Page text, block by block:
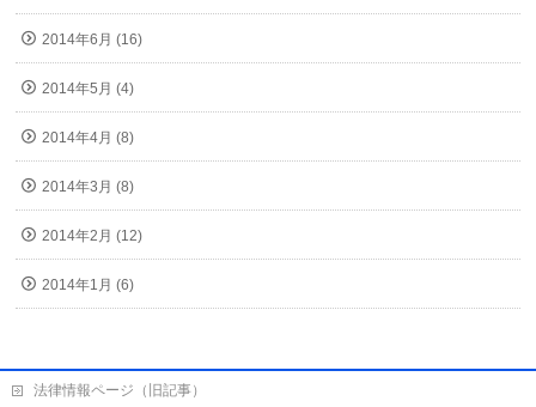
2014年6月 (16)
2014年5月 (4)
2014年4月 (8)
2014年3月 (8)
2014年2月 (12)
2014年1月 (6)
法律情報ページ（旧記事）